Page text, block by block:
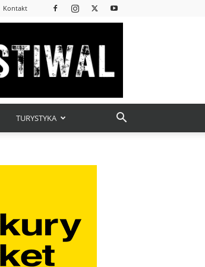
Kontakt
TURYSTYKA